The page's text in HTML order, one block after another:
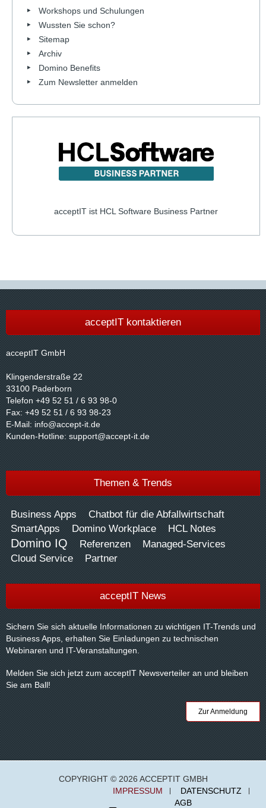
Workshops und Schulungen
Wussten Sie schon?
Sitemap
Archiv
Domino Benefits
Zum Newsletter anmelden
acceptIT ist HCL Software Business Partner
acceptIT kontaktieren
acceptIT GmbH
Klingenderstraße 22
33100 Paderborn
Telefon +49 52 51 / 6 93 98-0
Fax: +49 52 51 / 6 93 98-23
E-Mail: info@accept-it.de
Kunden-Hotline: support@accept-it.de
Themen & Trends
Business Apps
Chatbot für die Abfallwirtschaft
SmartApps
Domino Workplace HCL Notes
Domino IQ Referenzen
Managed-Services
Cloud Service
Partner
acceptIT News
Sichern Sie sich aktuelle Informationen zu wichtigen IT-Trends und
Business Apps, erhalten Sie Einladungen zu technischen
Webinaren und IT-Veranstaltungen.
Melden Sie sich jetzt zum acceptIT Newsverteiler an und bleiben
Sie am Ball!
Zur Anmeldung
COPYRIGHT © 2026 ACCEPTIT GMBH
IMPRESSUM
DATENSCHUTZ
AGB